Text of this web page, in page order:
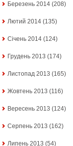
Березень 2014 (208)
Лютий 2014 (135)
Січень 2014 (124)
Грудень 2013 (174)
Листопад 2013 (165)
Жовтень 2013 (116)
Вересень 2013 (124)
Серпень 2013 (162)
Липень 2013 (54)